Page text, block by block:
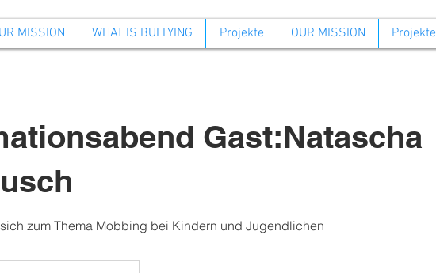
MISSION WHAT IS BULLYING Projekte OUR MISSION Projekte
Gast:Natascha
zum Thema Mobbing bei Kindern und Jugendlichen